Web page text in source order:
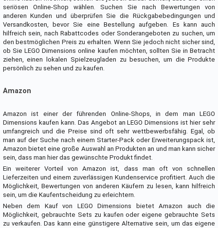
seriösen Online-Shop wählen. Suchen Sie nach Bewertungen von
anderen Kunden und überprüfen Sie die Rückgabebedingungen und
Versandkosten, bevor Sie eine Bestellung aufgeben. Es kann auch
hilfreich sein, nach Rabattcodes oder Sonderangeboten zu suchen, um
den bestmöglichen Preis zu erhalten. Wenn Sie jedoch nicht sicher sind,
ob Sie LEGO Dimensions online kaufen möchten, sollten Sie in Betracht
ziehen, einen lokalen Spielzeugladen zu besuchen, um die Produkte
persönlich zu sehen und zu kaufen.
Amazon
Amazon ist einer der führenden Online-Shops, in dem man LEGO
Dimensions kaufen kann. Das Angebot an LEGO Dimensions ist hier sehr
umfangreich und die Preise sind oft sehr wettbewerbsfähig. Egal, ob
man auf der Suche nach einem Starter-Pack oder Erweiterungspack ist,
Amazon bietet eine große Auswahl an Produkten an und man kann sicher
sein, dass man hier das gewünschte Produkt findet.
Ein weiterer Vorteil von Amazon ist, dass man oft von schnellen
Lieferzeiten und einem zuverlässigen Kundenservice profitiert. Auch die
Möglichkeit, Bewertungen von anderen Käufern zu lesen, kann hilfreich
sein, um die Kaufentscheidung zu erleichtern.
Neben dem Kauf von LEGO Dimensions bietet Amazon auch die
Möglichkeit, gebrauchte Sets zu kaufen oder eigene gebrauchte Sets
zu verkaufen. Das kann eine günstigere Alternative sein, um das eigene